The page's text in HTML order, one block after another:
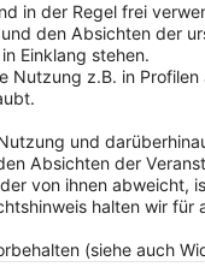
in der Regel frei
den Absichten der
Einklang stehen.
Nutzung z.B. in Profilen
und
Absichten der
von ihnen abweicht,
halten wir für
(siehe auch